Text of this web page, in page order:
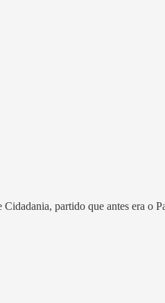
partido que antes era o